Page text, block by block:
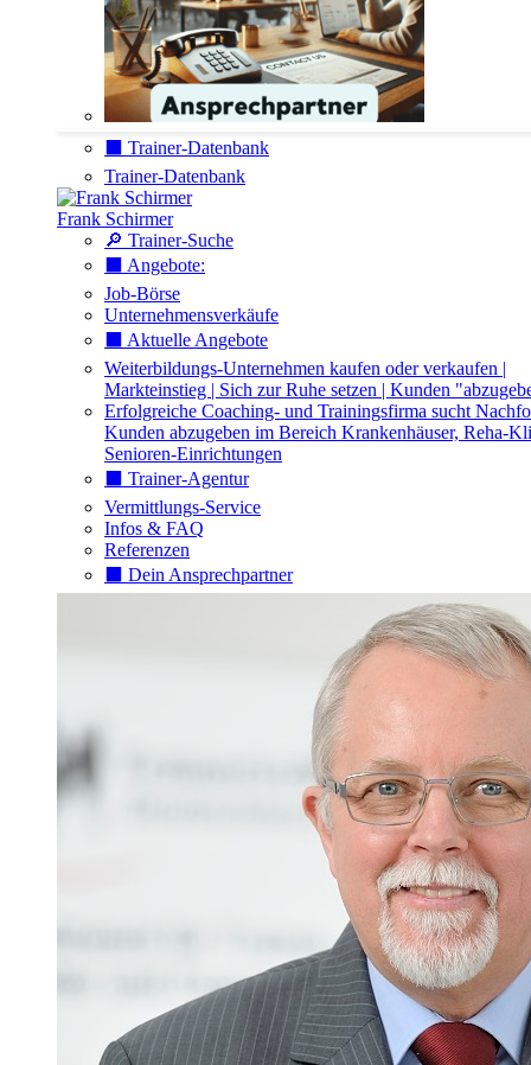
⬛️ Trainer-Datenbank
Trainer-Datenbank
Frank Schirmer
🔎 Trainer-Suche
⬛️ Angebote:
Job-Börse
Unternehmensverkäufe
⬛️ Aktuelle Angebote
Weiterbildungs-Unternehmen kaufen oder verkaufen |
Markteinstieg | Sich zur Ruhe setzen | Kunden
Erfolgreiche Coaching- und Trainingsfirma sucht
Kunden abzugeben im Bereich Krankenhäuser, Reha-
Senioren-Einrichtungen
⬛️ Trainer-Agentur
Vermittlungs-Service
Infos & FAQ
Referenzen
⬛️ Dein Ansprechpartner